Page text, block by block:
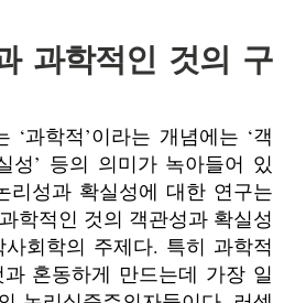
과학적인 것의 구
‘과학적’이라는 개념에는 ‘객
성’ 등의 의미가 녹아들어 있
리성과 확실성에 대한 연구는
학적인 것의 객관성과 확실성
회학의 주제다. 특히 과학적
혼동하게 만드는데 가장 일